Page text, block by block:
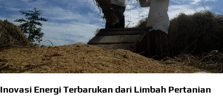
Inovasi Energi Terbarukan dari Limbah Pertanian